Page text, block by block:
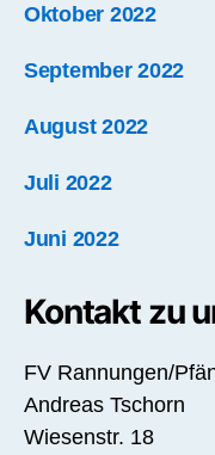
Oktober 2022
September 2022
August 2022
Juli 2022
Juni 2022
Kontakt zu
FV Rannungen/
Andreas Tschorn
Wiesenstr. 18